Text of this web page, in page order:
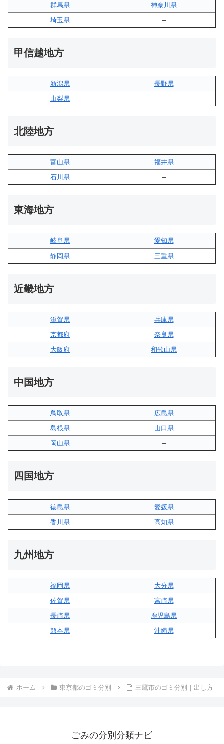
群馬県
神奈川県
埼玉県
–
甲信越地方
新潟県
長野県
山梨県
–
北陸地方
富山県
福井県
石川県
–
東海地方
岐阜県
愛知県
静岡県
三重県
近畿地方
滋賀県
兵庫県
京都府
奈良県
大阪府
和歌山県
中国地方
鳥取県
広島県
島根県
山口県
岡山県
–
四国地方
徳島県
愛媛県
香川県
高知県
九州地方
福岡県
大分県
佐賀県
宮崎県
長崎県
鹿児島県
熊本県
沖縄県
ホーム 東京都のゴミ分別 三鷹市のゴミ分別｜出し方
ごみの分別分類ナビ